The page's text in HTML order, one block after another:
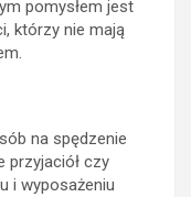
pomysłem jest
którzy nie mają
na spędzenie
przyjaciół czy
i wyposażeniu